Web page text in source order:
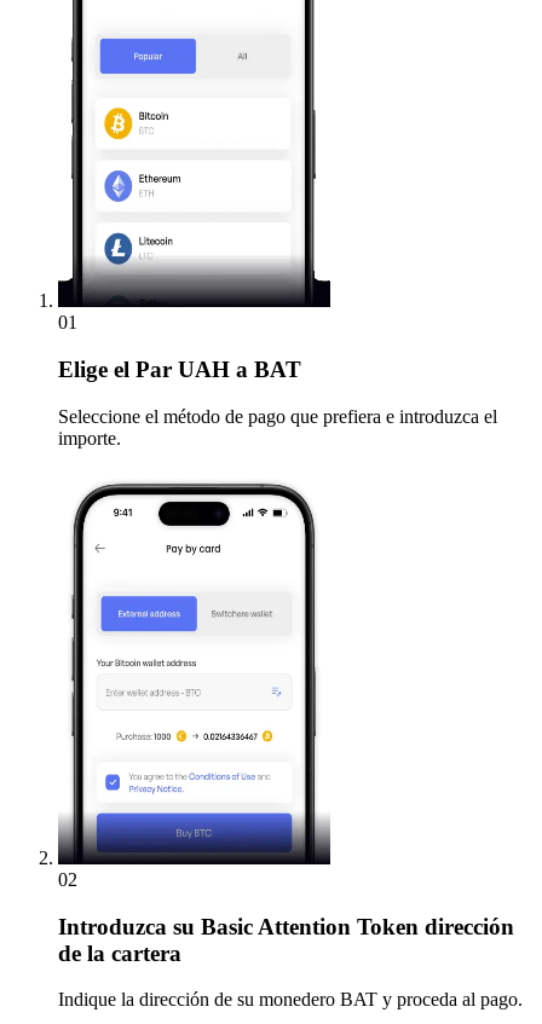
01
Elige el Par UAH a BAT
Seleccione el método de pago que prefiera e introduzca el
importe.
02
Introduzca su Basic Attention Token dirección
de la cartera
Indique la dirección de su monedero BAT y proceda al pago.